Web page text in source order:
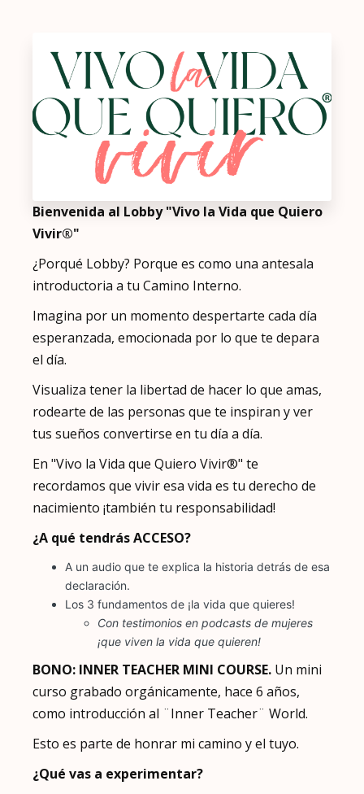
Bienvenida al Lobby "Vivo la Vida que Quiero
Vivir®"
¿Porqué Lobby? Porque es como una antesala
introductoria a tu Camino Interno.
Imagina por un momento despertarte cada día
esperanzada, emocionada por lo que te depara
el día.
Visualiza tener la libertad de hacer lo que amas,
rodearte de las personas que te inspiran y ver
tus sueños convertirse en tu día a día.
En "Vivo la Vida que Quiero Vivir®" te
recordamos que vivir esa vida es tu derecho de
nacimiento ¡también tu responsabilidad!
¿A qué tendrás ACCESO?
A un audio que te explica la historia detrás de esa
declaración.
Los 3 fundamentos de ¡la vida que quieres!
Con testimonios en podcasts de mujeres
¡que viven la vida que quieren!
BONO: INNER TEACHER MINI COURSE. Un mini
curso grabado orgánicamente, hace 6 años,
como introducción al ¨Inner Teacher¨ World.
Esto es parte de honrar mi camino y el tuyo.
¿Qué vas a experimentar?